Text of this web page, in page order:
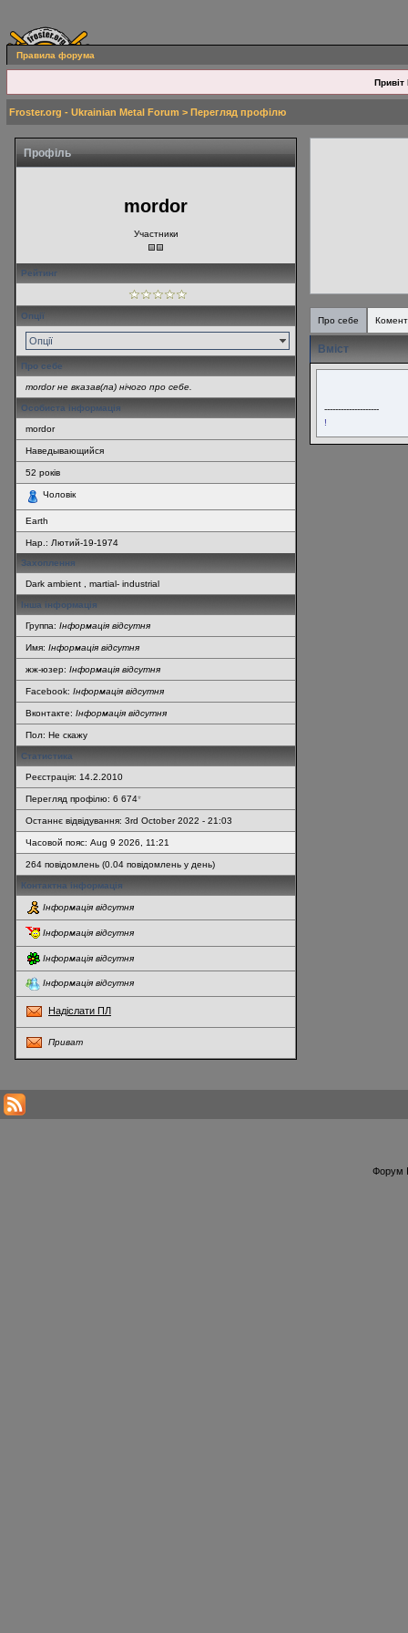
Правила форума
Привіт
Froster.org - Ukrainian Metal Forum > Перегляд профілю
Профіль
mordor
Участники
Рейтинг
Опції
Опції
Про себе
mordor не вказав(ла) нічого про себе.
Особиста інформація
mordor
Наведывающийся
52 років
Чоловік
Earth
Нар.: Лютий-19-1974
Захоплення
Dark ambient , martial- industrial
Інша інформація
Группа: Інформація відсутня
Имя: Інформація відсутня
жж-юзер: Інформація відсутня
Facebook: Інформація відсутня
Вконтакте: Інформація відсутня
Пол: Не скажу
Статистика
Реєстрація: 14.2.2010
Перегляд профілю: 6 674*
Останнє відвідування: 3rd October 2022 - 21:03
Часовой пояс: Aug 9 2026, 11:21
264 повідомлень (0.04 повідомлень у день)
Контактна інформація
Інформація відсутня
Інформація відсутня
Інформація відсутня
Інформація відсутня
Надіслати ПЛ
Приват
Про себе
Вміст
--------------------
!
Форум